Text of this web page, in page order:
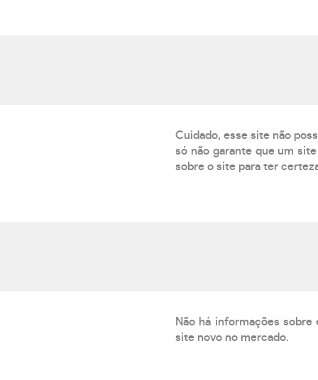
Cuidado, esse site não
só não garante que um
sobre o site para ter
Não há informações
site novo no mercado.